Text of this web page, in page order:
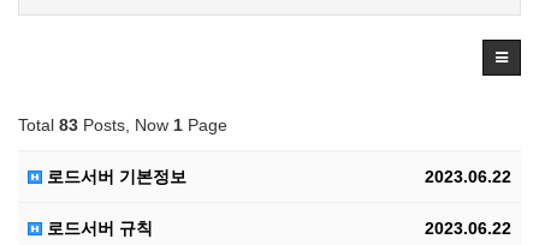
Total 83 Posts, Now 1 Page
2023.06.22
로드서버 기본정보
2023.06.22
로드서버 규칙